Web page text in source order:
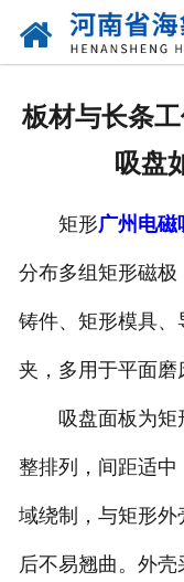
板材与长条
吸盘
矩形广州电磁
分布多组矩形磁
铸件、矩形模具
夹，多用于平面磨
吸盘面板为矩
整排列，间距适中
域绕制，与矩形
后不易翘曲。外